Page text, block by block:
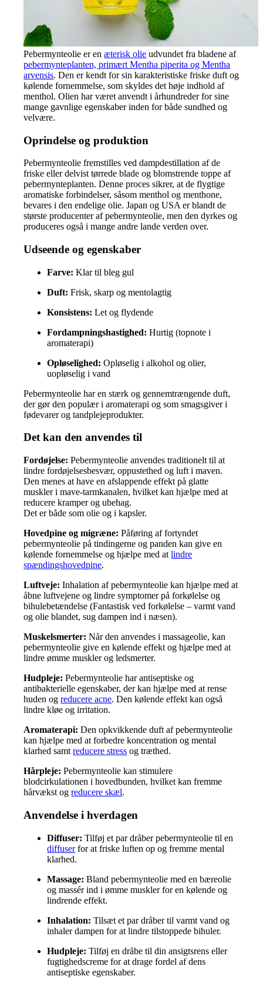
Pebermynteolie er enæterisk olie udvundet fra bladene af
pebermynteplanten, primært Mentha piperita og Mentha
arvensis. Den er kendt for sin karakteristiske friske duft og
kølende fornemmelse, som skyldes det høje indhold af
menthol. Olien har været anvendt i århundreder for sine
mange gavnlige egenskaber inden for både sundhed og
velvære.
Oprindelse og produktion
Pebermynteolie fremstilles ved dampdestillation af de
friske eller delvist tørrede blade og blomstrende toppe af
pebermynteplanten. Denne proces sikrer, at de flygtige
aromatiske forbindelser, såsom menthol og menthone,
bevares i den endelige olie. Japan og USA er blandt de
største producenter af pebermynteolie, men den dyrkes og
produceres også i mange andre lande verden over.
Udseende og egenskaber
Farve: Klar til bleg gul
Duft: Frisk, skarp og mentolagtig
Konsistens: Let og flydende
Fordampningshastighed: Hurtig (topnote i
aromaterapi)
Opløselighed: Opløselig i alkohol og olier,
uopløselig i vand
Pebermynteolie har en stærk og gennemtrængende duft,
der gør den populær i aromaterapi og som smagsgiver i
fødevarer og tandplejeprodukter.
Det kan den anvendes til
Fordøjelse: Pebermynteolie anvendes traditionelt til at
lindre fordøjelsesbesvær, oppustethed og luft i maven.
Den menes at have en afslappende effekt på glatte
muskler i mave-tarmkanalen, hvilket kan hjælpe med at
reducere kramper og ubehag.
Det er både som olie og i kapsler.
Hovedpine og migræne: Påføring af fortyndet
pebermynteolie på tindingerne og panden kan give en
kølende fornemmelse og hjælpe med atlindre
spændingshovedpine.
Luftveje: Inhalation af pebermynteolie kan hjælpe med at
åbne luftvejene og lindre symptomer på forkølelse og
bihulebetændelse (Fantastisk ved forkølelse – varmt vand
og olie blandet, sug dampen ind i næsen).
Muskelsmerter: Når den anvendes i massageolie, kan
pebermynteolie give en kølende effekt og hjælpe med at
lindre ømme muskler og ledsmerter.
Hudpleje: Pebermynteolie har antiseptiske og
antibakterielle egenskaber, der kan hjælpe med at rense
huden ogreducere acne. Den kølende effekt kan også
lindre kløe og irritation.
Aromaterapi: Den opkvikkende duft af pebermynteolie
kan hjælpe med at forbedre koncentration og mental
klarhed samtreducere stress og træthed.
Hårpleje: Pebermynteolie kan stimulere
blodcirkulationen i hovedbunden, hvilket kan fremme
hårvækst ogreducere skæl.
Anvendelse i hverdagen
Diffuser: Tilføj et par dråber pebermynteolie til en
diffuserfor at friske luften op og fremme mental
klarhed.
Massage: Bland pebermynteolie med en bæreolie
og massér ind i ømme muskler for en kølende og
lindrende effekt.
Inhalation: Tilsæt et par dråber til varmt vand og
inhaler dampen for at lindre tilstoppede bihuler.
Hudpleje: Tilføj en dråbe til din ansigtsrens eller
fugtighedscreme for at drage fordel af dens
antiseptiske egenskaber.